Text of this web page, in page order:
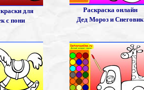
для
с пони
Раскраска онлайн
Дед Мороз и Снеговик